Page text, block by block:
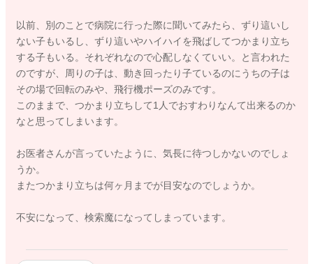
以前、別のことで病院に行った際に聞いてみたら、ずり這いし
ない子もいるし、ずり這いやハイハイを飛ばしてつかまり立ち
する子もいる。それぞれなので心配しなくていい。と言われた
のですが、周りの子は、動き回ったり子ているのにうちの子は
その場で回転のみや、飛行機ポーズのみです。
このままで、つかまり立ちして1人でおすわりなんて出来るのか
なと思ってしまいます。
お医者さんが言っていたように、気長に待つしかないのでしょ
うか。
またつかまり立ちは何ヶ月までが目安なのでしょうか。
不安になって、検索魔になってしまっています。